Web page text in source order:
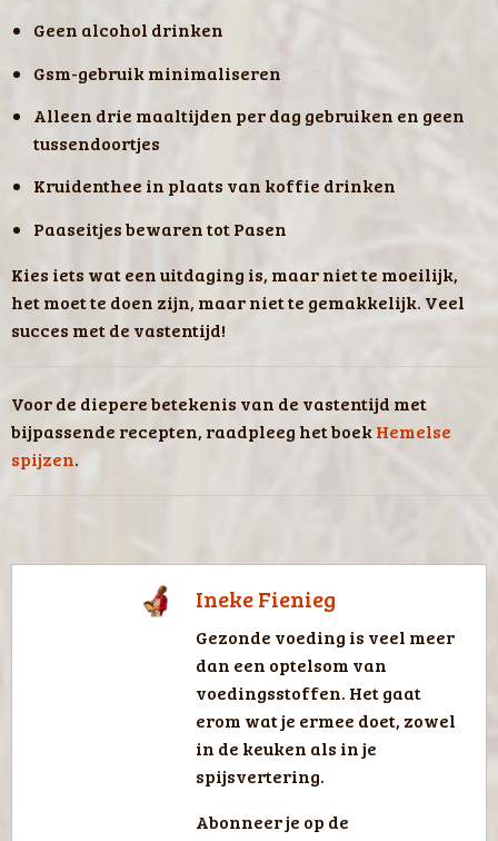
Geen alcohol drinken
Gsm-gebruik minimaliseren
Alleen drie maaltijden per dag gebruiken en geen
tussendoortjes
Kruidenthee in plaats van koffie drinken
Paaseitjes bewaren tot Pasen
Kies iets wat een uitdaging is, maar niet te moeilijk,
het moet te doen zijn, maar niet te gemakkelijk. Veel
succes met de vastentijd!
Voor de diepere betekenis van de vastentijd met
bijpassende recepten, raadpleeg het boekHemelse
spijzen.
Ineke Fienieg
Gezonde voeding is veel meer
dan een optelsom van
voedingsstoffen. Het gaat
erom wat je ermee doet, zowel
in de keuken als in je
spijsvertering.
Abonneer je op de